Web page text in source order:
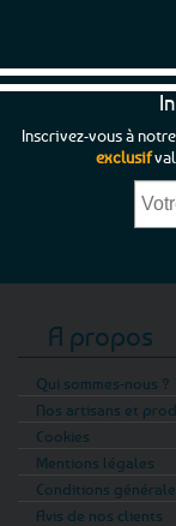
Inscrivez-vous à
exclusif
A propos
Qui sommes-nous ?
Nos artisans et
Cookies
Mentions légales
Conditions
Avis de nos clients